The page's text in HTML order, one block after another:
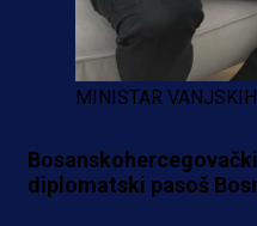
MINISTAR
diplomatski pasoš